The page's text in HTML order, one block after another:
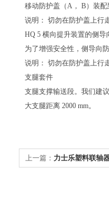
移动防护盖（A， B）装
说明： 切勿在防护盖上行
HQ 5 横向提升装置的侧导
为了增强安全性，侧导向
说明： 切勿在防护盖上行
支腿套件
支腿支撑输送段。我们建
大支腿距离 2000 mm。
上一篇： 力士乐塑料联轴